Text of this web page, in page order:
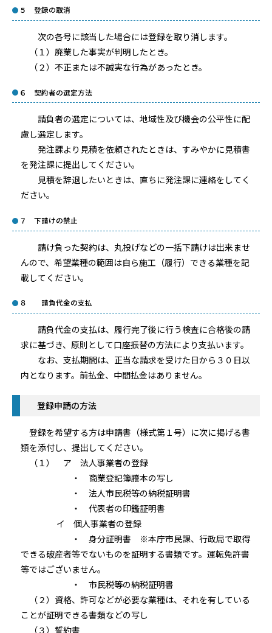
５ 登録の取消
次の各号に該当した場合には登録を取り消します。
（１）廃業した事実が判明したとき。
（２）不正または不誠実な行為があったとき。
６ 契約者の選定方法
請負者の選定については、地域性及び機会の公平性に配
慮し選定します。
発注課より見積を依頼されたときは、すみやかに見積書
を発注課に提出してください。
見積を辞退したいときは、直ちに発注課に連絡をしてく
ださい。
７ 下請けの禁止
請け負った契約は、丸投げなどの一括下請けは出来ませ
んので、希望業種の範囲は自ら施工（履行）できる業種を記
載してください。
８ 請負代金の支払
請負代金の支払は、履行完了後に行う検査に合格後の請
求に基づき、原則として口座振替の方法により支払います。
なお、支払期間は、正当な請求を受けた日から３０日以
内となります。前払金、中間払金はありません。
登録申請の方法
登録を希望する方は申請書（様式第１号）に次に掲げる書
類を添付し、提出してください。
（１） ア 法人事業者の登録
・ 商業登記簿謄本の写し
・ 法人市民税等の納税証明書
・ 代表者の印鑑証明書
イ 個人事業者の登録
・ 身分証明書 ※本庁市民課、行政局で取得
できる破産者等でないものを証明する書類です。運転免許書
等ではございません。
・ 市民税等の納税証明書
（２）資格、許可などが必要な業種は、それを有している
ことが証明できる書類などの写し
（３）誓約書